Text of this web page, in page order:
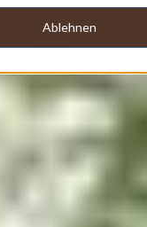
Ablehnen